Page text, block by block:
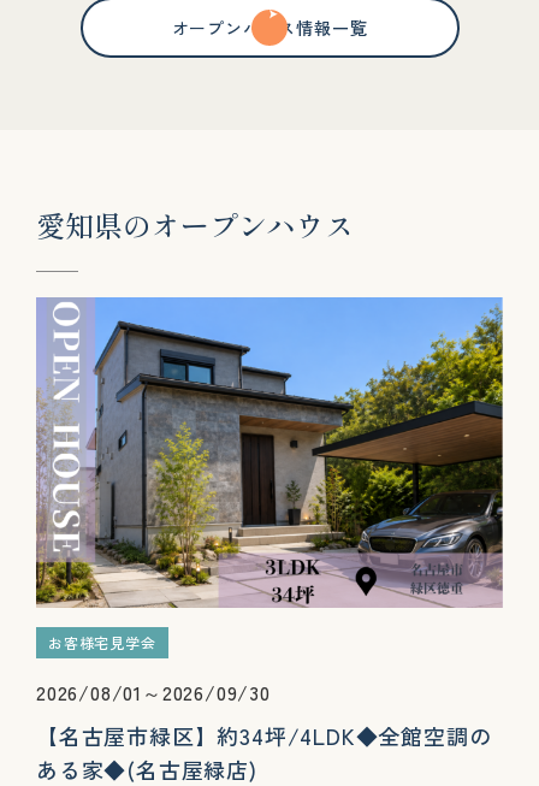
オープンハウス情報一覧
愛知県のオープンハウ ス
お客様宅見学会
2026/08/01～2026/09/30
【名古屋市緑区】約34坪/4LDK◆全館空調の
ある家◆(名古屋緑店)